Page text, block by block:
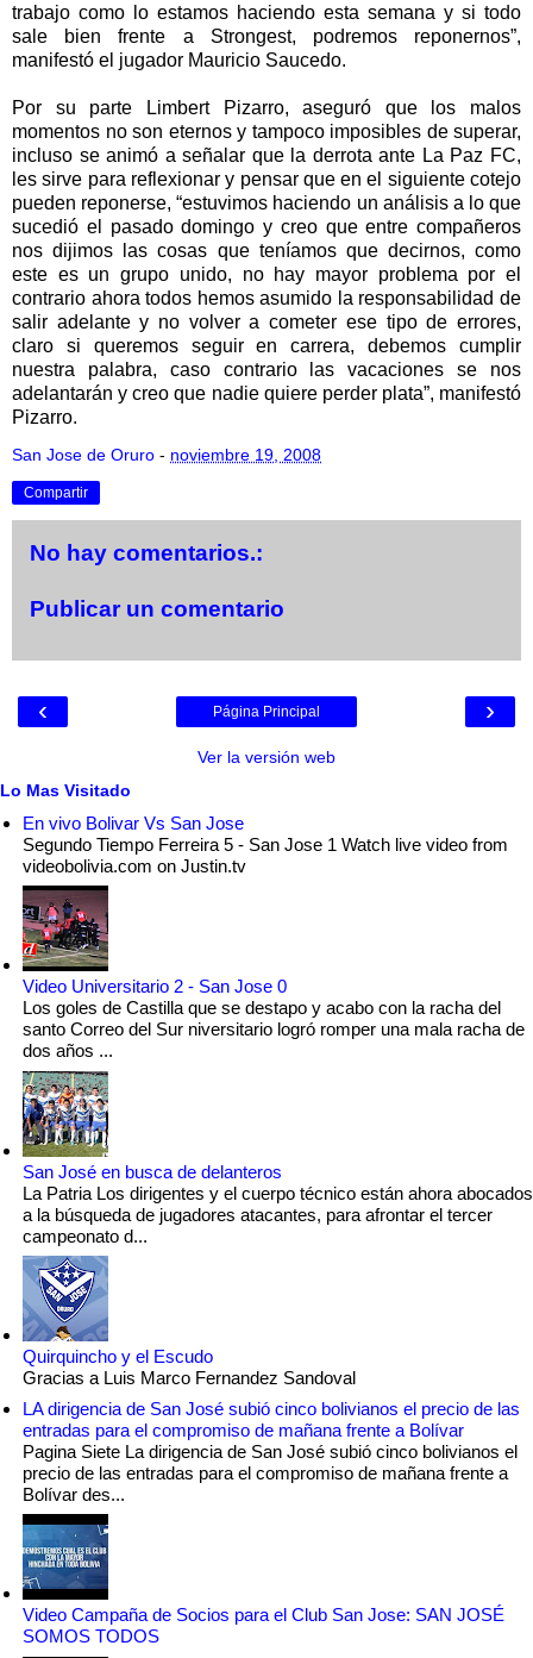
trabajo como lo estamos haciendo esta semana y si todo
sale bien frente a Strongest, podremos reponernos”,
manifestó el jugador Mauricio Saucedo.
Por su parte Limbert Pizarro, aseguró que los malos
momentos no son eternos y tampoco imposibles de superar,
incluso se animó a señalar que la derrota ante La Paz FC,
les sirve para reflexionar y pensar que en el siguiente cotejo
pueden reponerse, “estuvimos haciendo un análisis a lo que
sucedió el pasado domingo y creo que entre compañeros
nos dijimos las cosas que teníamos que decirnos, como
este es un grupo unido, no hay mayor problema por el
contrario ahora todos hemos asumido la responsabilidad de
salir adelante y no volver a cometer ese tipo de errores,
claro si queremos seguir en carrera, debemos cumplir
nuestra palabra, caso contrario las vacaciones se nos
adelantarán y creo que nadie quiere perder plata”, manifestó
Pizarro.
San Jose de Oruro - noviembre 19, 2008
Compartir
No hay comentarios.:
Publicar un comentario
‹ ›
Página Principal
Ver la versión web
Lo Mas Visitado
En vivo Bolivar Vs San Jose
Segundo Tiempo Ferreira 5 - San Jose 1 Watch live video from
videobolivia.com on Justin.tv
Video Universitario 2 - San Jose 0
Los goles de Castilla que se destapo y acabo con la racha del
santo Correo del Sur niversitario logró romper una mala racha de
dos años ...
San José en busca de delanteros
La Patria Los dirigentes y el cuerpo técnico están ahora abocados
a la búsqueda de jugadores atacantes, para afrontar el tercer
campeonato d...
Quirquincho y el Escudo
Gracias a Luis Marco Fernandez Sandoval
LA dirigencia de San José subió cinco bolivianos el precio de las
entradas para el compromiso de mañana frente a Bolívar
Pagina Siete La dirigencia de San José subió cinco bolivianos el
precio de las entradas para el compromiso de mañana frente a
Bolívar des...
Video Campaña de Socios para el Club San Jose: SAN JOSÉ
SOMOS TODOS